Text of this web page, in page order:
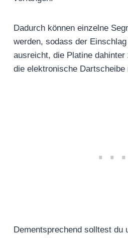
Dadurch können einzelne
werden, sodass der
ausreicht, die Platine
die elektronische Dartscheibe
Dementsprechend solltest du